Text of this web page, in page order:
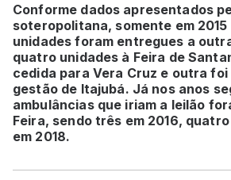
Conforme dados apresentados
soteropolitana, somente em
unidades foram entregues a
quatro unidades à Feira de
cedida para Vera Cruz e outra
gestão de Itajubá. Já nos anos
ambulâncias que iriam a leilão
Feira, sendo três em 2016,
em 2018.